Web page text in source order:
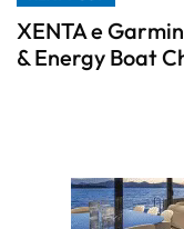
XENTA e
& Energy Boat